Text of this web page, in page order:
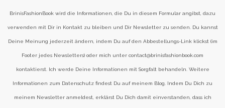
BrinisFashionBook wird die Informationen, die Du in diesem Formular angibst, dazu
verwenden mit Dir in Kontakt zu bleiben und Dir Newsletter zu senden. Du kannst
Deine Meinung jederzeit ändern, indem Du auf den Abbestellungs-Link klickst (im
Footer jedes Newsletters) oder mich unter contact@brinisfashionbook.com
kontaktierst. Ich werde Deine Informationen mit Sorgfalt behandeln. Weitere
Informationen zum Datenschutz findest Du auf meinem Blog. Indem Du Dich zu
meinem Newsletter anmeldest, erklärst Du Dich damit einverstanden, dass ich